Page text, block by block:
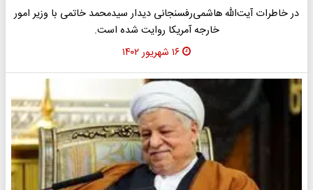
در خاطرات آیت‌‌الله هاشمی‌رفسنجانی دیدار سیدمحمد خاتمی با وزیر امور
خارجه آمریکا روایت شده است.
۱۶ شهریور ۱۴۰۲